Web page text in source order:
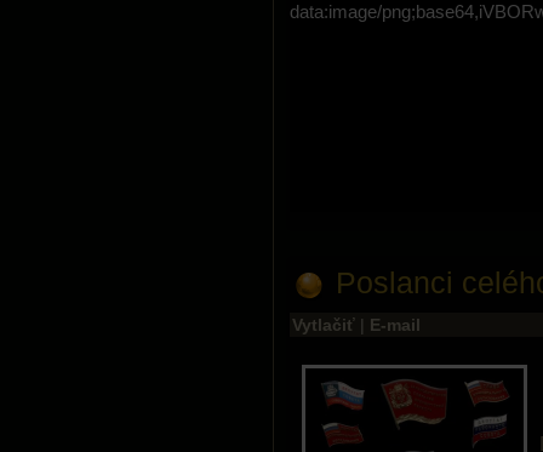
data:image/
Poslanci
Vytlačiť | E-mail